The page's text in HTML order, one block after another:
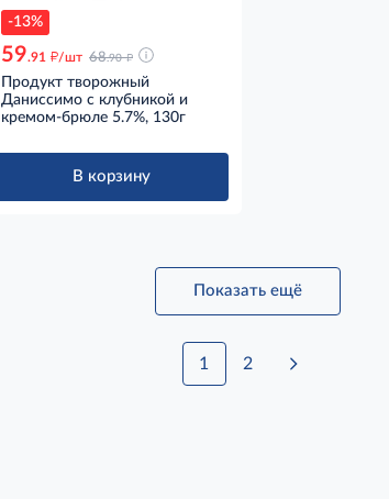
-13%
59.91 д/шт 68.90 д
Продукт творожный
Даниссимо с клубникой и
кремом-брюле 5.7%, 130г
В корзину
Показать ещё
1 2